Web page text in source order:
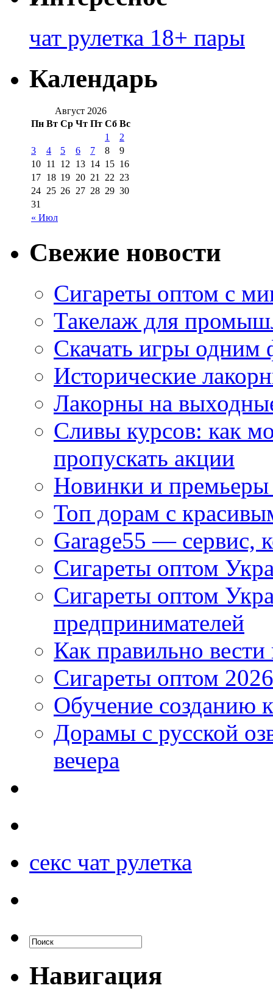
чат рулетка 18+ пары
Календарь
Август 2026
Пн Вт Ср Чт Пт Сб Вс
« Июл
1
2
3
4 5 6 7 8
9
10 11 12 13 14 15 16
17 18 19 20 21 22 23
24 25 26 27 28 29 30
31
Свежие новости
Сигареты оптом с
Такелаж для
Скачать игры одним
Исторические
Лакорны на
Сливы курсов: как
пропускать акции
Новинки и
Топ дорам с
Garage55 — сервис,
Сигареты оптом
Сигареты оптом
предпринимателей
Как правильно
Сигареты оптом
Обучение созданию
Дорамы с русской
вечера
секс чат рулетка
Навигация